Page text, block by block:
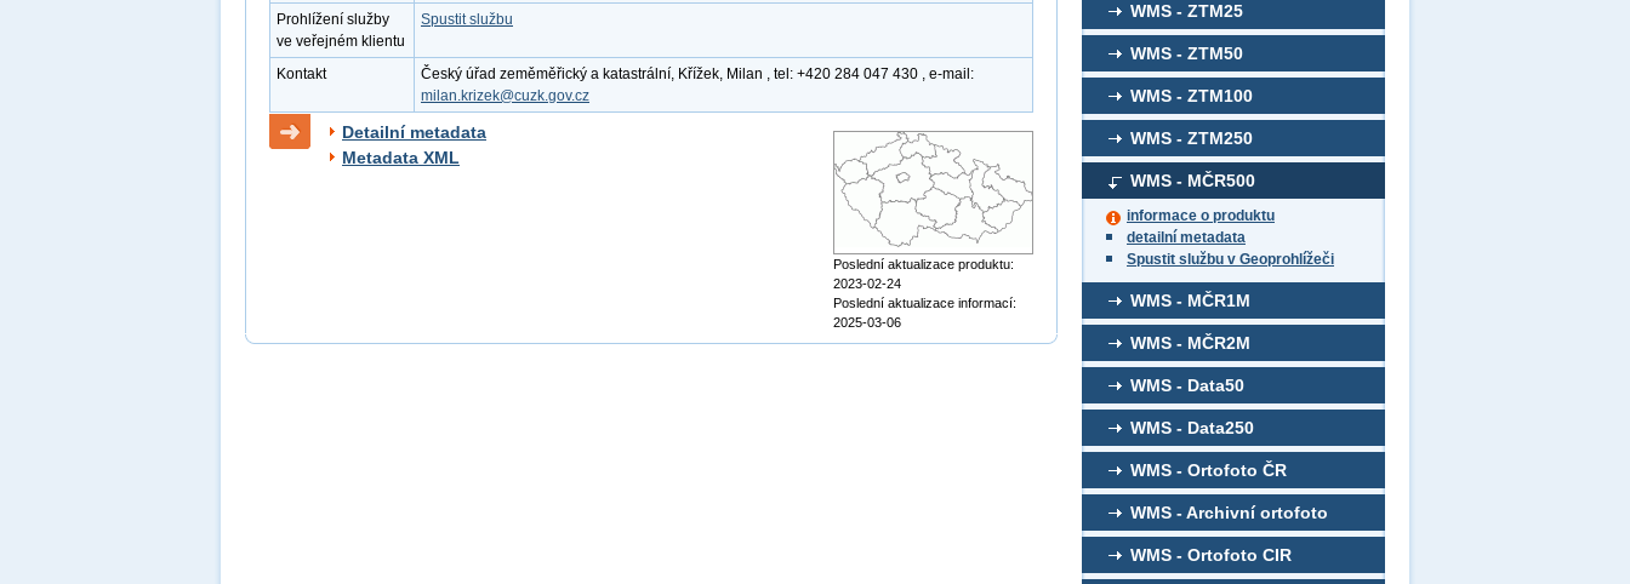
WMS - ZTM25
WMS - ZTM50
WMS - ZTM100
WMS - ZTM250
WMS - MČR500
informace o produktu
detailní metadata
Spustit službu v Geoprohlížeči
WMS - MČR1M
WMS - MČR2M
WMS - Data50
WMS - Data250
WMS - Ortofoto ČR
WMS - Archivní ortofoto
WMS - Ortofoto CIR
Prohlížení služby
ve veřejném klientu
Spustit službu
Kontakt
Český úřad zeměměřický a katastrální, Křížek, Milan , tel: +420 284 047 430 , e-mail:
milan.krizek@cuzk.gov.cz
Detailní metadata
Metadata XML
Poslední aktualizace produktu:
2023-02-24
Poslední aktualizace informací:
2025-03-06